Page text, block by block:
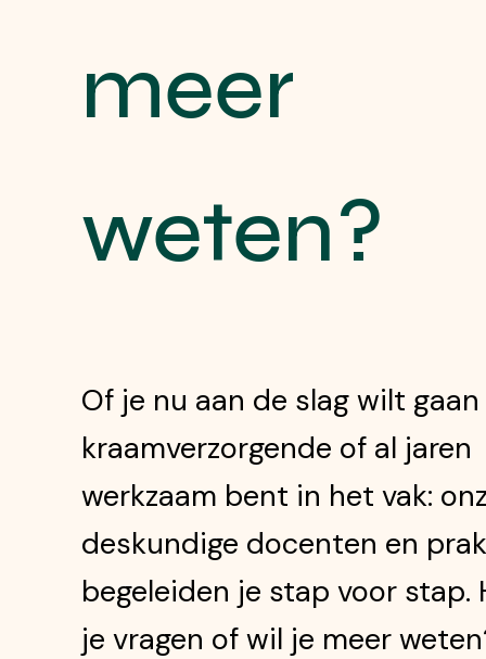
meer
weten?
Of je nu aan de slag wilt
kraamverzorgende of al jaren
werkzaam bent in het vak:
deskundige docenten en
begeleiden je stap voor stap.
je vragen of wil je meer